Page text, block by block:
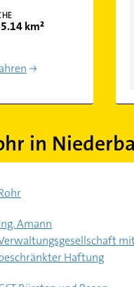
km²
in
Amann
Haftung